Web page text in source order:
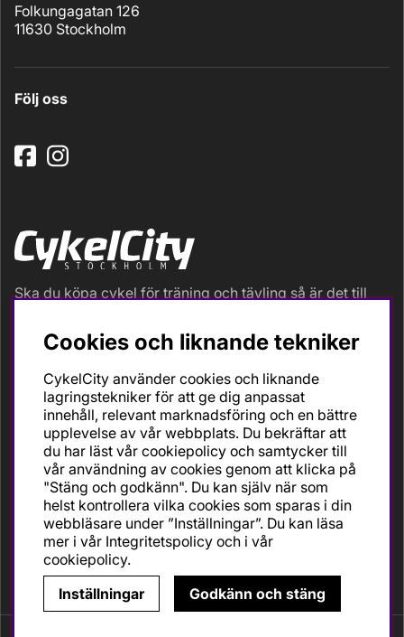
Folkungagatan 126
11630 Stockholm
Följ oss
Ska du köpa cykel för träning och tävling så är det till
Vi är en mycket personlig cykelaffär med hög
servicegrad och alla vi som jobbar är inbitna cyklister
och dess produkter. Gör din bästa cykelaffär på
CykelCity!
Cookies och liknande tekniker
CykelCity använder cookies och liknande
lagringstekniker för att ge dig anpassat
innehåll, relevant marknadsföring och en bättre
upplevelse av vår webbplats. Du bekräftar att
du har läst vår cookiepolicy och samtycker till
vår användning av cookies genom att klicka på
"Stäng och godkänn". Du kan själv när som
helst kontrollera vilka cookies som sparas i din
webbläsare under ”Inställningar”. Du kan läsa
mer i vår Integritetspolicy och i vår
cookiepolicy.
Inställningar
Godkänn och stäng